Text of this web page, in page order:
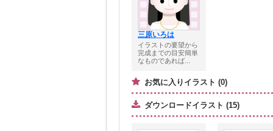
三原いろは
イラストの要望から
完成までの目安簡単
なものであれば...
お気に入りイラスト (0)
ダウンロードイラスト (15)